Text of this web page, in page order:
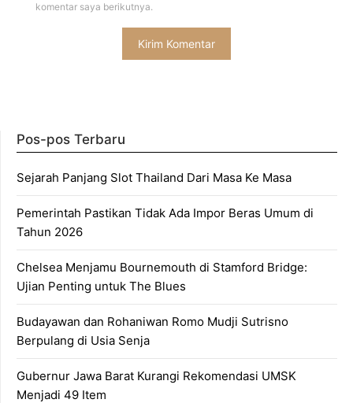
komentar saya berikutnya.
Pos-pos Terbaru
Sejarah Panjang Slot Thailand Dari Masa Ke Masa
Pemerintah Pastikan Tidak Ada Impor Beras Umum di
Tahun 2026
Chelsea Menjamu Bournemouth di Stamford Bridge:
Ujian Penting untuk The Blues
Budayawan dan Rohaniwan Romo Mudji Sutrisno
Berpulang di Usia Senja
Gubernur Jawa Barat Kurangi Rekomendasi UMSK
Menjadi 49 Item